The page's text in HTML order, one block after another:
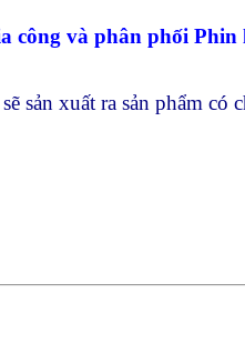
và phân phối
sản xuất ra sản phẩm